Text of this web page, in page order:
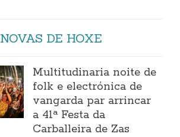
NOVAS DE HOXE
Multitudinaria noite de
folk e electrónica de
vangarda par arrincar
a 41ª Festa da
Carballeira de Zas